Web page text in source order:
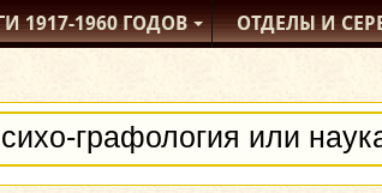
1917-1960ГОДОВ ОТДЕЛЫИ